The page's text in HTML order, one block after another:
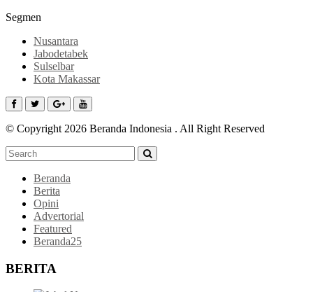
Segmen
Nusantara
Jabodetabek
Sulselbar
Kota Makassar
© Copyright 2026 Beranda Indonesia . All Right Reserved
Beranda
Berita
Opini
Advertorial
Featured
Beranda25
BERITA